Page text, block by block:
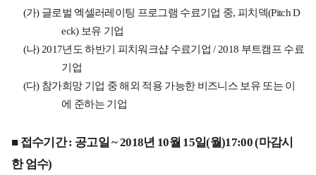
(가) 글로벌 엑셀러레이팅 프로그램 수료기업 중, 피치덱(Pitch D
eck) 보유 기업
(나) 2017년도 하반기 피치워크샵 수료기업/ 2018 부트캠프 수료
기업
(다) 참가희망 기업 중 해외 적용 가능한 비즈니스 보유 또는 이
에 준하는 기업
■ 접수기간: 공고일~ 2018년 10월 15일(월)17:00 (마감시
한 엄수)